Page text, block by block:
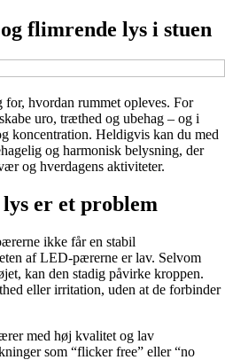
flimrende lys i stuen
for, hvordan rummet opleves. For
uro, træthed og ubehag – og i
koncentration. Heldigvis kan du med
og harmonisk belysning, der
og hverdagens aktiviteter.
er et problem
ikke får en stabil
af LED-pærerne er lav. Selvom
kan den stadig påvirke kroppen.
eller irritation, uden at de forbinder
med høj kvalitet og lav
som “flicker free” eller “no